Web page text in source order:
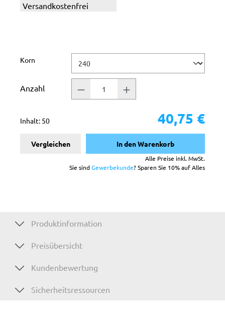
Versandkostenfrei
Korn
Anzahl
Inhalt: 50 40,75 €
Vergleichen In den Warenkorb
Alle Preise inkl. MwSt.
Sie sindGewerbekunde? Sparen Sie 10% auf Alles
Produktinformation
Preisübersicht
Kundenbewertung
Sicherheitsressourcen